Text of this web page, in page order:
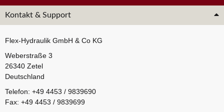
Kontakt & Support
Flex-Hydraulik GmbH & Co KG
Weberstraße 3
26340 Zetel
Deutschland
Telefon: +49 4453 / 9839690
Fax: +49 4453 / 9839699